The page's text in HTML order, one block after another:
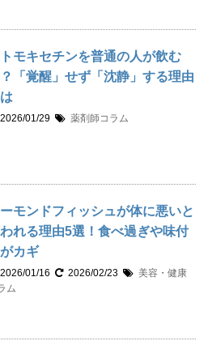
モキセチンを普通の人が飲む
「覚醒」せず「沈静」する理由
01/29 薬剤師コラム
モンドフィッシュが体に悪いと
れる理由5選！食べ過ぎや味付
カギ
01/16 2026/02/23
美容・健康
ム